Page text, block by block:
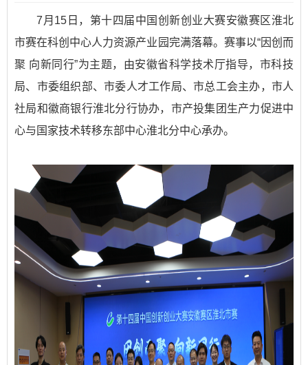
7月15日，第十四届中国创新创业大赛安徽赛区淮北
市赛在科创中心人力资源产业园完满落幕。赛事以“因创而
聚 向新同行”为主题，由安徽省科学技术厅指导，市科技
局、市委组织部、市委人才工作局、市总工会主办，市人
社局和徽商银行淮北分行协办，市产投集团生产力促进中
心与国家技术转移东部中心淮北分中心承办。